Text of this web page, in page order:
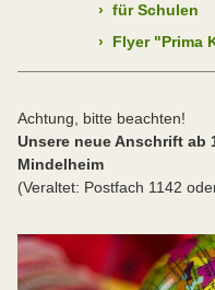
› für Schulen
›
Flyer "Prima
Achtung, bitte beachten!
Unsere neue Anschrift ab
Mindelheim
(Veraltet: Postfach 1142